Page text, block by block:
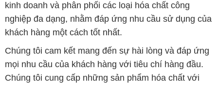
kinh doanh và phân phối các loại hóa chất công
nghiệp đa dạng, nhằm đáp ứng nhu cầu sử dụng của
khách hàng một cách tốt nhất.
Chúng tôi cam kết mang đến sự hài lòng và đáp ứng
mọi nhu cầu của khách hàng với tiêu chí hàng đầu.
Chúng tôi cung cấp những sản phẩm hóa chất với